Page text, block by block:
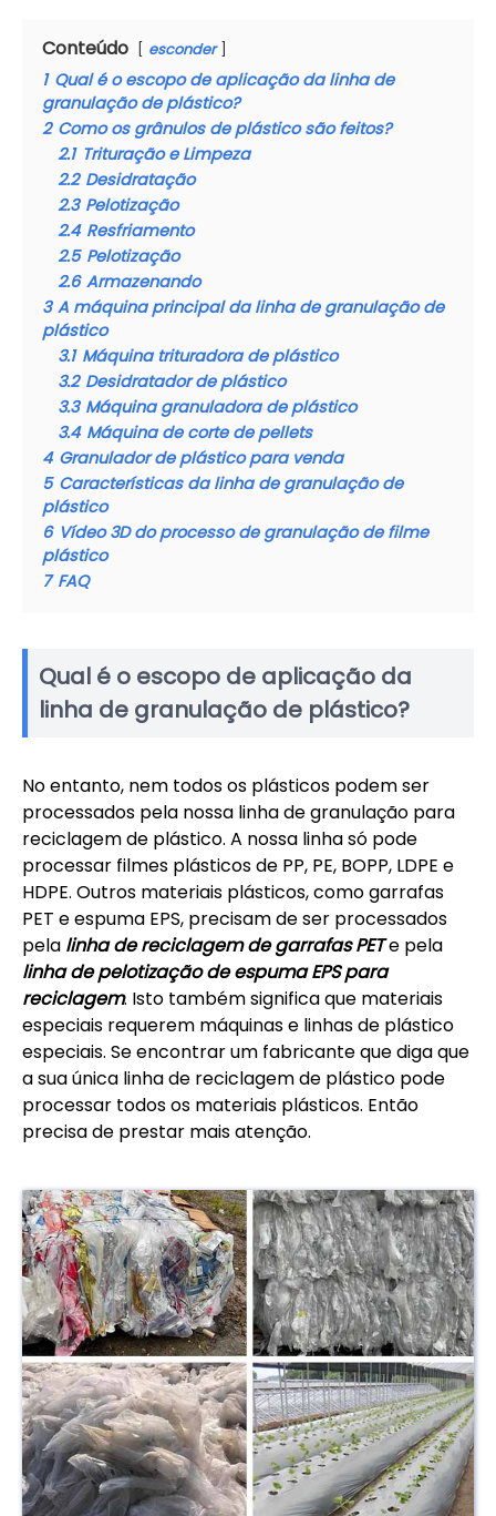
Conteúdo esconder
1 Qual é o escopo de aplicação da linha de
granulação de plástico?
2 Como os grânulos de plástico são feitos?
2.1 Trituração e Limpeza
2.2 Desidratação
2.3 Pelotização
2.4 Resfriamento
2.5 Pelotização
2.6 Armazenando
3 A máquina principal da linha de granulação de
plástico
3.1 Máquina trituradora de plástico
3.2 Desidratador de plástico
3.3 Máquina granuladora de plástico
3.4 Máquina de corte de pellets
4 Granulador de plástico para venda
5 Características da linha de granulação de
plástico
6 Vídeo 3D do processo de granulação de filme
plástico
7 FAQ
Qual é o escopo de aplicação da
linha de granulação de plástico?
No entanto, nem todos os plásticos podem ser
processados pela nossa linha de granulação para
reciclagem de plástico. A nossa linha só pode
processar filmes plásticos de PP, PE, BOPP, LDPE e
HDPE. Outros materiais plásticos, como garrafas
PET e espuma EPS, precisam de ser processados
pela linha de reciclagem de garrafas PETe pela
linha de pelotização de espuma EPS para
reciclagem. Isto também significa que materiais
especiais requerem máquinas e linhas de plástico
especiais. Se encontrar um fabricante que diga que
a sua única linha de reciclagem de plástico pode
processar todos os materiais plásticos. Então
precisa de prestar mais atenção.